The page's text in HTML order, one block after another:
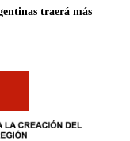
traerá más